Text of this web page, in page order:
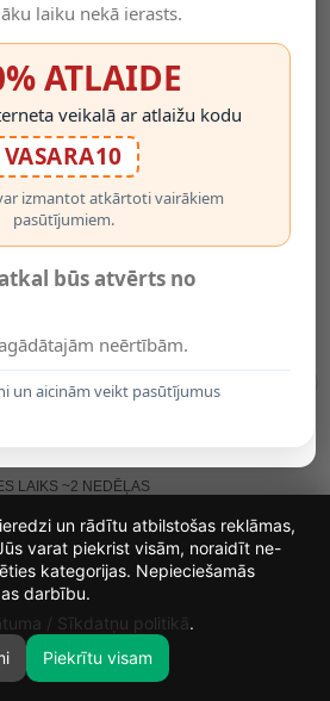
0
LAIKS ~2 NEDĒĻAS
laiku nekā ierasts.
ATLAIDE
veikalā ar atlaižu kodu
VASARA10
izmantot atkārtoti vairākiem
pasūtījumiem.
būs atvērts no
neērtībām.
un aicinām veikt pasūtījumus
12
MIN.
9
un rādītu atbilstošas reklāmas,
varat piekrist visām, noraidīt ne-
kategorijas. Nepieciešamās
darbību.
/ Sīkdatņu politikā.
Piekrītu visam